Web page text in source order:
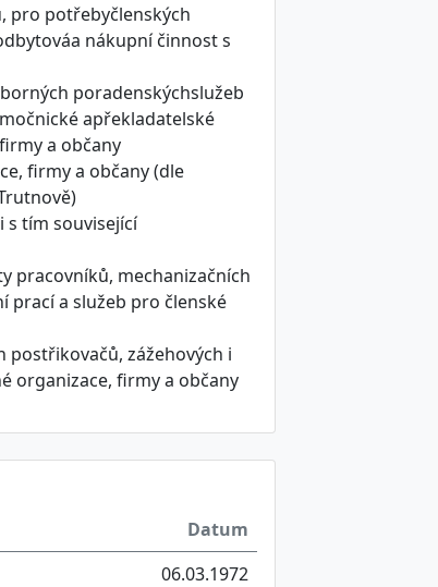
pro potřebyčlenských
nákupní činnost s
poradenskýchslužeb
apřekladatelské
a občany
firmy a občany (dle
s tím související
pracovníků, mechanizačních
prací a služeb pro členské
zážehových i
organizace, firmy a občany
Datum
06.03.1972